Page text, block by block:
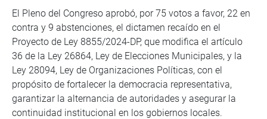
El Pleno del Congreso aprobó, por 75 votos a favor, 22 en
contra y 9 abstenciones, el dictamen recaído en el
Proyecto de Ley 8855/2024-DP, que modifica el artículo
36 de la Ley 26864, Ley de Elecciones Municipales, y la
Ley 28094, Ley de Organizaciones Políticas, con el
propósito de fortalecer la democracia representativa,
garantizar la alternancia de autoridades y asegurar la
continuidad institucional en los gobiernos locales.